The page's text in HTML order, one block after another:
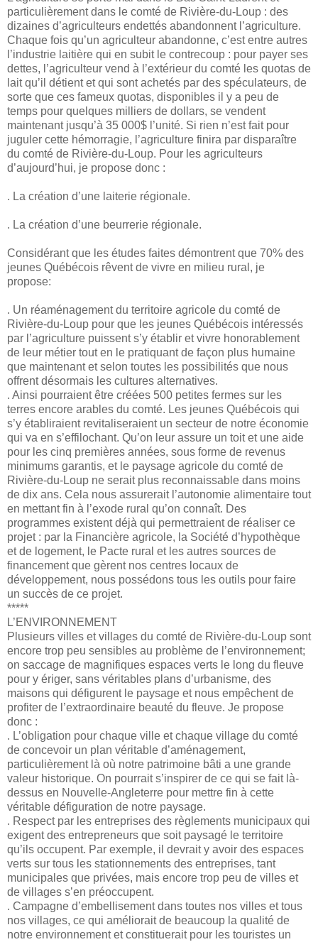
particulièrement dans le comté de Rivière-du-Loup : des
dizaines d’agriculteurs endettés abandonnent l’agriculture.
Chaque fois qu’un agriculteur abandonne, c’est entre autres
l’industrie laitière qui en subit le contrecoup : pour payer ses
dettes, l’agriculteur vend à l’extérieur du comté les quotas de
lait qu’il détient et qui sont achetés par des spéculateurs, de
sorte que ces fameux quotas, disponibles il y a peu de
temps pour quelques milliers de dollars, se vendent
maintenant jusqu’à 35 000$ l’unité. Si rien n’est fait pour
juguler cette hémorragie, l’agriculture finira par disparaître
du comté de Rivière-du-Loup. Pour les agriculteurs
d’aujourd’hui, je propose donc :
. La création d’une laiterie régionale.
. La création d’une beurrerie régionale.
Considérant que les études faites démontrent que 70% des
jeunes Québécois rêvent de vivre en milieu rural, je
propose:
. Un réaménagement du territoire agricole du comté de
Rivière-du-Loup pour que les jeunes Québécois intéressés
par l’agriculture puissent s’y établir et vivre honorablement
de leur métier tout en le pratiquant de façon plus humaine
que maintenant et selon toutes les possibilités que nous
offrent désormais les cultures alternatives.
. Ainsi pourraient être créées 500 petites fermes sur les
terres encore arables du comté. Les jeunes Québécois qui
s’y établiraient revitaliseraient un secteur de notre économie
qui va en s’effilochant. Qu’on leur assure un toit et une aide
pour les cinq premières années, sous forme de revenus
minimums garantis, et le paysage agricole du comté de
Rivière-du-Loup ne serait plus reconnaissable dans moins
de dix ans. Cela nous assurerait l’autonomie alimentaire tout
en mettant fin à l’exode rural qu’on connaît. Des
programmes existent déjà qui permettraient de réaliser ce
projet : par la Financière agricole, la Société d’hypothèque
et de logement, le Pacte rural et les autres sources de
financement que gèrent nos centres locaux de
développement, nous possédons tous les outils pour faire
un succès de ce projet.
*****
L’ENVIRONNEMENT
Plusieurs villes et villages du comté de Rivière-du-Loup sont
encore trop peu sensibles au problème de l’environnement;
on saccage de magnifiques espaces verts le long du fleuve
pour y ériger, sans véritables plans d’urbanisme, des
maisons qui défigurent le paysage et nous empêchent de
profiter de l’extraordinaire beauté du fleuve. Je propose
donc :
. L’obligation pour chaque ville et chaque village du comté
de concevoir un plan véritable d’aménagement,
particulièrement là où notre patrimoine bâti a une grande
valeur historique. On pourrait s’inspirer de ce qui se fait là-
dessus en Nouvelle-Angleterre pour mettre fin à cette
véritable défiguration de notre paysage.
. Respect par les entreprises des règlements municipaux qui
exigent des entrepreneurs que soit paysagé le territoire
qu’ils occupent. Par exemple, il devrait y avoir des espaces
verts sur tous les stationnements des entreprises, tant
municipales que privées, mais encore trop peu de villes et
de villages s’en préoccupent.
. Campagne d’embellisement dans toutes nos villes et tous
nos villages, ce qui améliorait de beaucoup la qualité de
notre environnement et constituerait pour les touristes un